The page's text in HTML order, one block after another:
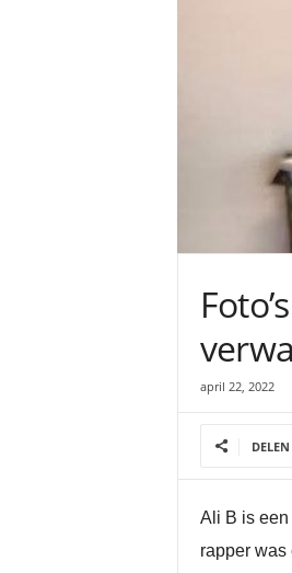
april 22, 2022
DELEN
Ali B is
rapper